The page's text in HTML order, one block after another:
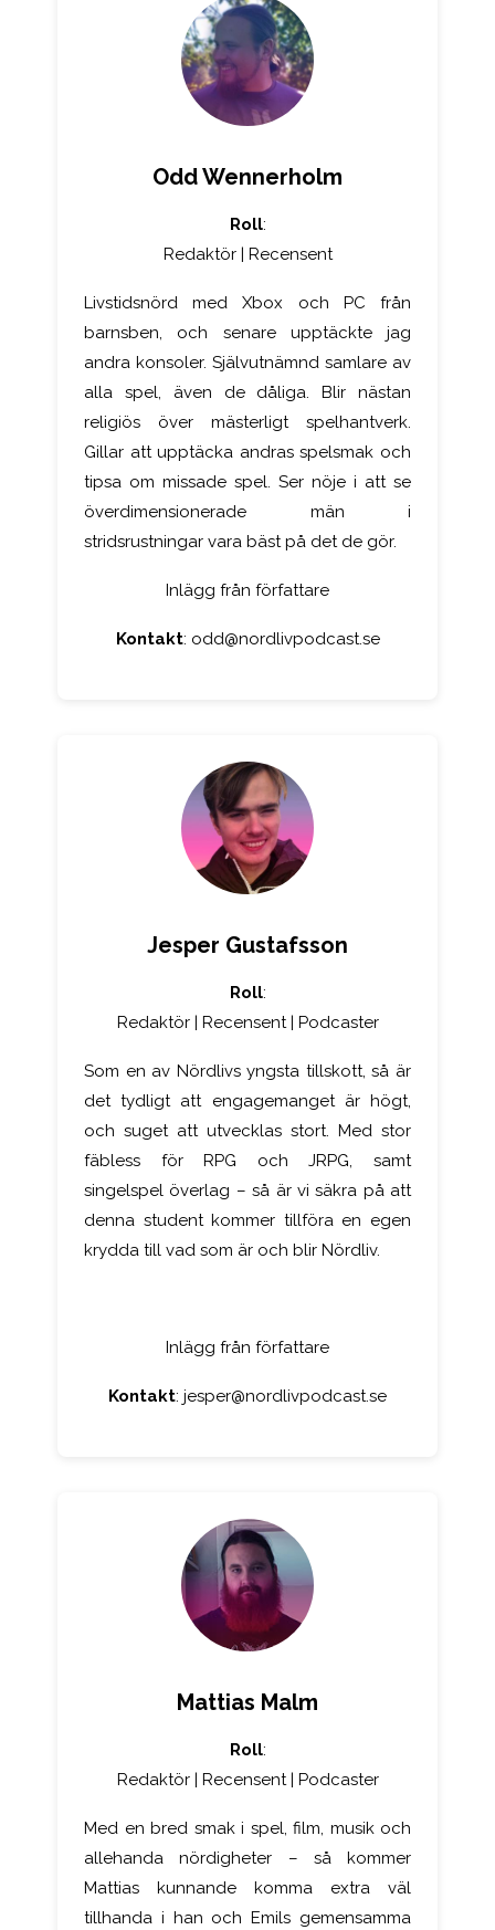
Odd Wennerholm
Roll:
Redaktör | Recensent
Livstidsnörd med Xbox och PC från
barnsben, och senare upptäckte jag
andra konsoler. Självutnämnd samlare av
alla spel, även de dåliga. Blir nästan
religiös över mästerligt spelhantverk.
Gillar att upptäcka andras spelsmak och
tipsa om missade spel. Ser nöje i att se
överdimensionerade män i
stridsrustningar vara bäst på det de gör.
Inlägg från författare
Kontakt: odd@nordlivpodcast.se
Jesper Gustafsson
Roll:
Redaktör | Recensent | Podcaster
Som en av Nördlivs yngsta tillskott, så är
det tydligt att engagemanget är högt,
och suget att utvecklas stort. Med stor
fäbless för RPG och JRPG, samt
singelspel överlag – så är vi säkra på att
denna student kommer tillföra en egen
krydda till vad som är och blir Nördliv.
Inlägg från författare
Kontakt: jesper@nordlivpodcast.se
Mattias Malm
Roll:
Redaktör | Recensent | Podcaster
Med en bred smak i spel, film, musik och
allehanda nördigheter – så kommer
Mattias kunnande komma extra väl
tillhanda i han och Emils gemensamma